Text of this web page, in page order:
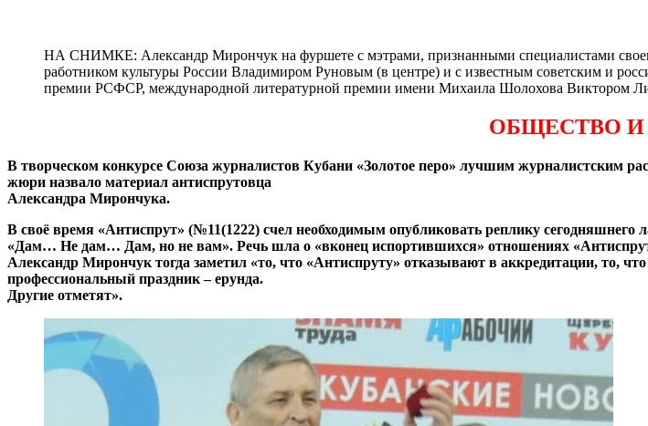
НА СНИМКЕ: Александр Мирончук на фуршете с мэтрами, признанными специалистами
работником культуры России Владимиром Руновым (в центре) и с известным советским и
премии РСФСР, международной литературной премии имени Михаила Шолохова Виктором
ОБЩЕСТВО И
В творческом конкурсе Союза журналистов Кубани «Золотое перо» лучшим журналистским
жюри назвало материал антиспрутовца
Александра Мирончука.
В своё время «Антиспрут» (№11(1222) счел необходимым опубликовать реплику сегодняшнего
«Дам… Не дам… Дам, но не вам». Речь шла о «вконец испортившихся» отношениях
Александр Мирончук тогда заметил «то, что «Антиспруту» отказывают в аккредитации, то,
профессиональный праздник – ерунда.
Другие отметят».